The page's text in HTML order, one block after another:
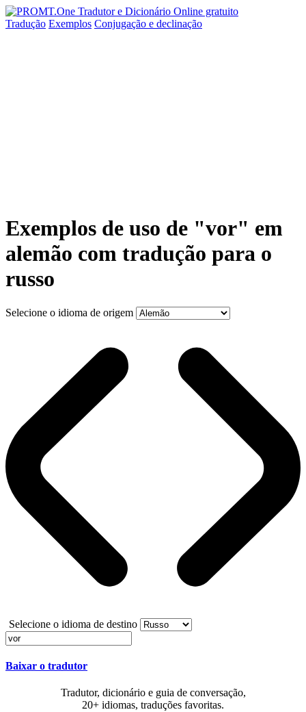
Tradução Exemplos Conjugação e declinação
Exemplos de uso de "vor" em
alemão com tradução para o
russo
Selecione o idioma de origem
Selecione o idioma de destino
Baixar o tradutor
Tradutor, dicionário e guia de conversação,
20+ idiomas, traduções favoritas.